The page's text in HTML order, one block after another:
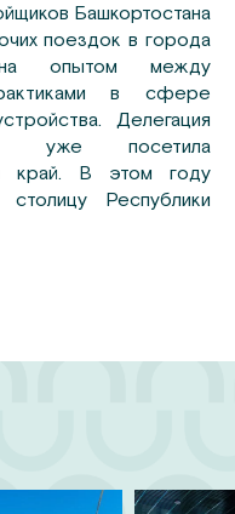
Башкортостана
поездок в города
опытом между
в сфере
Делегация
уже посетила
край. В этом году
Республики